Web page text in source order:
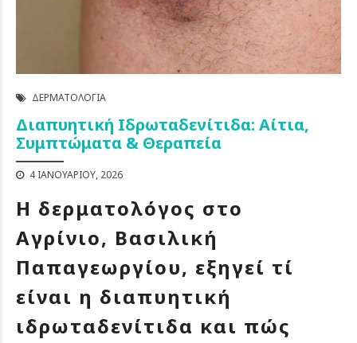
ΔΕΡΜΑΤΟΛΟΓΊΑ
Διαπυητική Ιδρωταδενίτιδα: Αίτια,
Συμπτώματα & Θεραπεία
4 ΙΑΝΟΥΑΡΊΟΥ, 2026
Η δερματολόγος στο
Αγρίνιο, Βασιλική
Παπαγεωργίου, εξηγεί τί
είναι η διαπυητική
ιδρωταδενίτιδα και πώς